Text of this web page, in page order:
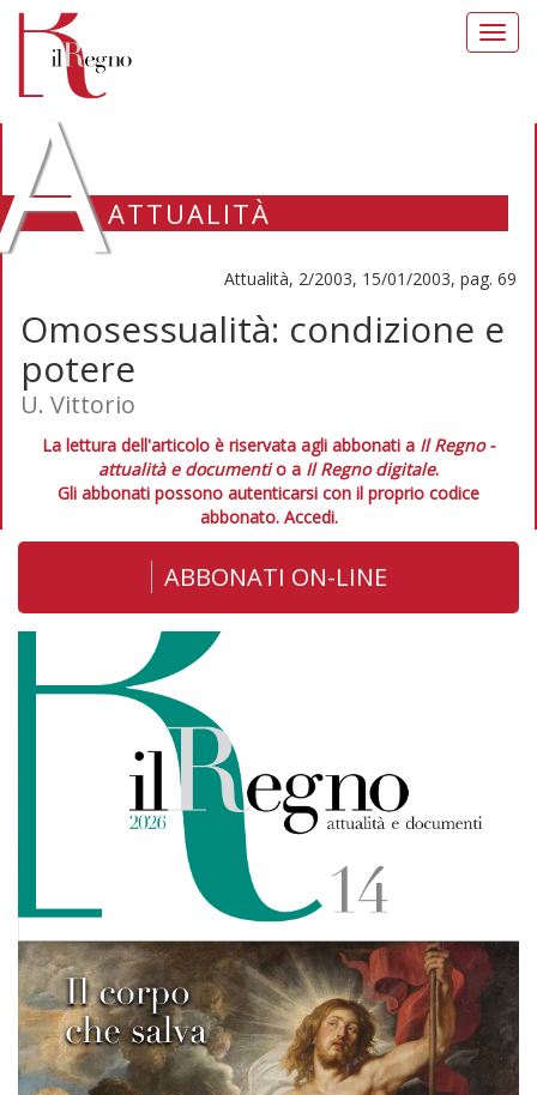
ATTUALITÀ
Attualità, 2/2003, 15/01/2003, pag. 69
Omosessualità: condizione e
potere
U. Vittorio
La lettura dell'articolo è riservata agli abbonati a Il Regno -
attualità e documentio a Il Regno digitale.
Gli abbonati possono autenticarsi con il proprio codice
abbonato. Accedi.
ABBONATI ON-LINE